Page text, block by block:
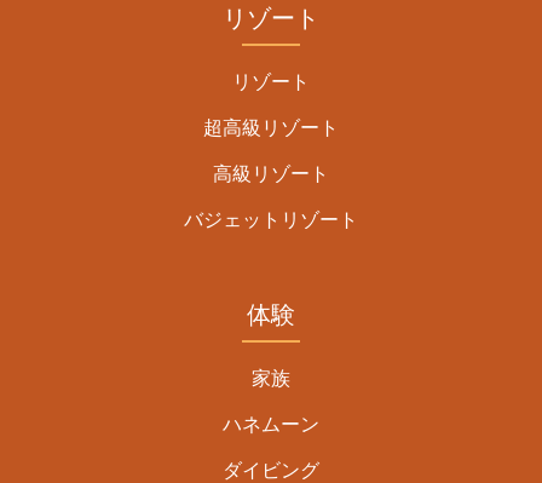
リゾート
リゾート
超高級リゾート
高級リゾート
バジェットリゾート
体験
家族
ハネムーン
ダイビング